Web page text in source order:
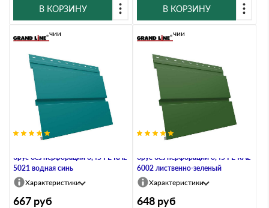
В КОРЗИНУ
В КОРЗИНУ
брус без перфорации 0,45 PE RAL
5021 водная синь
В наличии
Характеристики
667 руб
брус без перфорации 0,45 PE RAL
6002 лиственно-зеленый
В наличии
Характеристики
648 руб